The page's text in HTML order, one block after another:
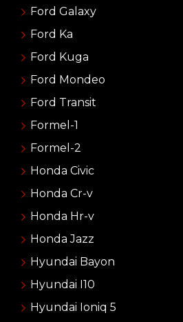
Ford Galaxy
Ford Ka
Ford Kuga
Ford Mondeo
Ford Transit
Formel-1
Formel-2
Honda Civic
Honda Cr-v
Honda Hr-v
Honda Jazz
Hyundai Bayon
Hyundai I10
Hyundai Ioniq 5